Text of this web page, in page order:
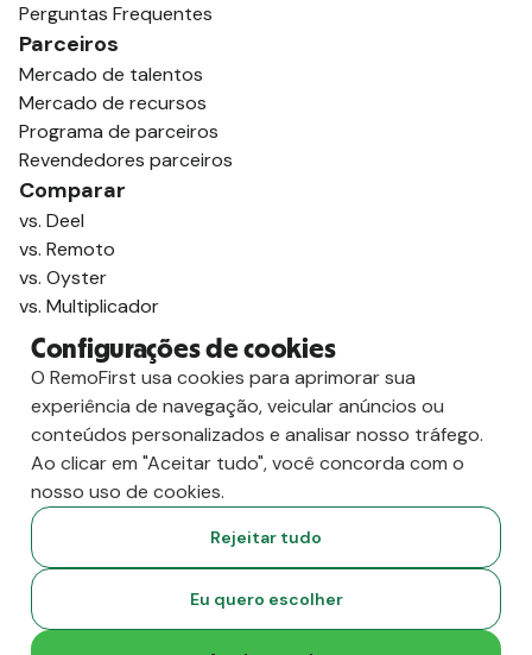
Perguntas Frequentes
Parceiros
Mercado de talentos
Mercado de recursos
Programa de parceiros
Revendedores parceiros
Comparar
vs. Deel
vs. Remoto
vs. Oyster
vs. Multiplicador
RemoFirst Inc. Criado com 💚 remotamente, de
casa.
Termos e condições
Configurações de cookies
O RemoFirst usa cookies para aprimorar sua
experiência de navegação, veicular anúncios ou
conteúdos personalizados e analisar nosso tráfego.
Ao clicar em "Aceitar tudo", você concorda com o
nosso uso de cookies.
Rejeitar tudo
Eu quero escolher